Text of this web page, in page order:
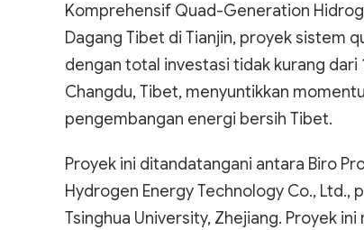
Komprehensif Quad-Generation
Dagang Tibet di Tianjin, proyek sistem
dengan total investasi tidak kurang dari
Changdu, Tibet, menyuntikkan
pengembangan energi bersih Tibet.
Proyek ini ditandatangani antara Biro
Hydrogen Energy Technology Co.,
Tsinghua University, Zhejiang. Proyek